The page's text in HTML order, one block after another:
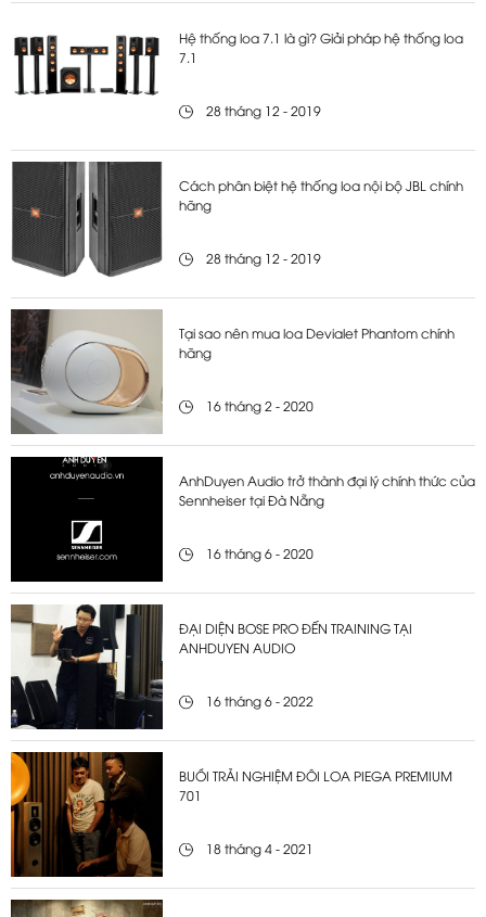
Hệ thống loa 7.1 là gì? Giải pháp hệ thống loa
7.1
28 tháng 12 - 2019
Cách phân biệt hệ thống loa nội bộ JBL chính
hãng
28 tháng 12 - 2019
Tại sao nên mua loa Devialet Phantom chính
hãng
16 tháng 2 - 2020
AnhDuyen Audio trở thành đại lý chính thức của
Sennheiser tại Đà Nẵng
16 tháng 6 - 2020
ĐẠI DIỆN BOSE PRO ĐẾN TRAINING TẠI
ANHDUYEN AUDIO
16 tháng 6 - 2022
BUỔI TRẢI NGHIỆM ĐÔI LOA PIEGA PREMIUM
701
18 tháng 4 - 2021